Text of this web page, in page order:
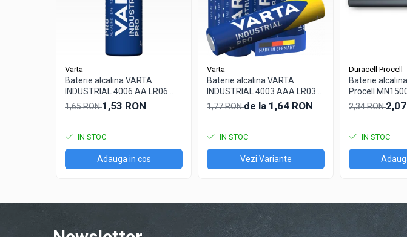
Intrerupatoare si prize
Dulapuri pentru cablare structurata
Tablouri electrice
Lumina (Becuri si Lanterne)
Cablu de date si Adaptoare
Varta
Baterie alcalina VARTA
INDUSTRIAL 4006 AA LR06
1.5V bulk
1,65 RON1,53 RON
IN STOC
Adauga in cos
Varta
Baterie alcalina VARTA
INDUSTRIAL 4003 AAA LR03
1.5V
1,77 RONde la 1,64 RON
IN STOC
Vezi Variante
Duracell Procell
Baterie alcalina
Procell
2,34 RON
IN STOC